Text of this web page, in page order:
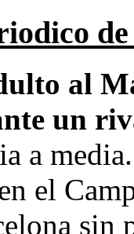
al
un
a
el
sin